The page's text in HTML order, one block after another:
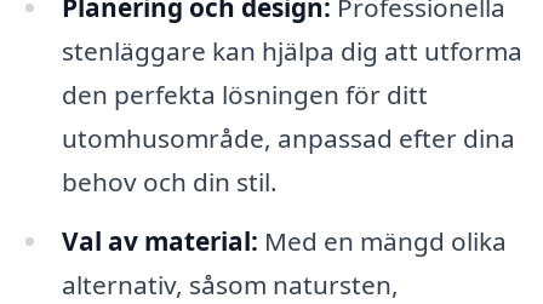
stenläggare kan hjälpa dig att utforma
den perfekta lösningen för ditt
utomhusområde, anpassad efter dina
behov och din stil.
Val av material: Med en mängd olika
alternativ, såsom natursten,